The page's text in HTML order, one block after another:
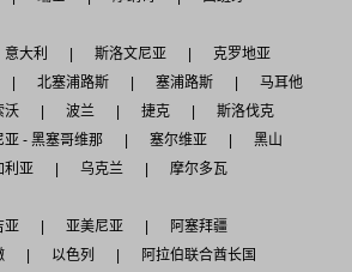
意大利 斯洛文尼亚
克罗地亚
北塞浦路斯 塞浦路斯
马耳他
沃 波兰 捷克
斯洛伐克
- 黑塞哥维那 塞尔维亚
黑山
利亚 乌克兰
摩尔多瓦
亚 亚美尼亚
阿塞拜疆
以色列
阿拉伯联合酋长国